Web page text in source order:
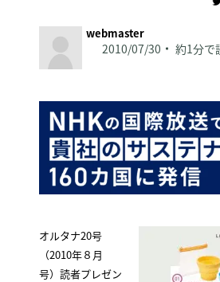
webmaster
2010/07/30 約1分で
オルタナ20号
（2010年８月
号）読者プレゼン